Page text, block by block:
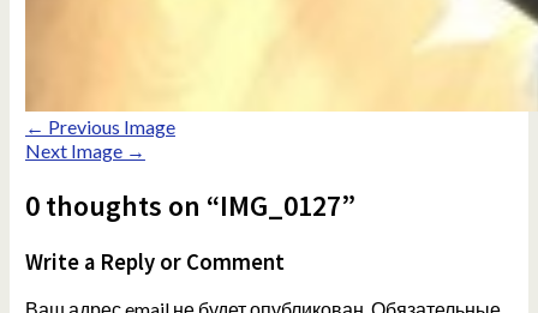
← Previous Image
Next Image →
0 thoughts on “IMG_0127”
Write a Reply or Comment